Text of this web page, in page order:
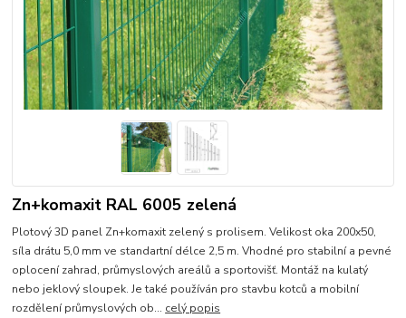
Zn+komaxit RAL 6005 zelená
Plotový 3D panel Zn+komaxit zelený s prolisem. Velikost oka 200x50,
síla drátu 5,0 mm ve standartní délce 2,5 m. Vhodné pro stabilní a pevné
oplocení zahrad, průmyslových areálů a sportovišť. Montáž na kulatý
nebo jeklový sloupek. Je také používán pro stavbu kotců a mobilní
rozdělení průmyslových ob... celý popis